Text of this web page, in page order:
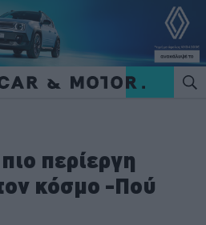
περίεργη
κόσμο -Πού